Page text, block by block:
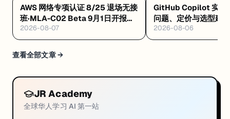
AWS 网络专项认证 8/25 退场无接
班·MLA-C02 Beta 9月1日开报
$75·GAIL 零基础 $99 稀缺证
2026-08-07
GitHub Copilot 实战
问题、定价与选型建议
2026-08-06
查看全部文章 →
JR Academy
全球华人学习 AI 第一站